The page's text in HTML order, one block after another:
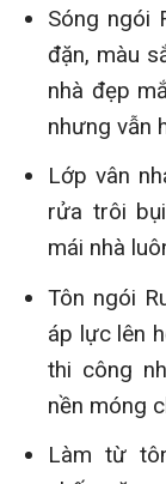
Sóng ngói
đặn, màu
nhà đẹp
nhưng vẫn
Lớp vân
rửa trôi
mái nhà
Tôn ngói
áp lực lên
thi công
nền móng
Làm từ